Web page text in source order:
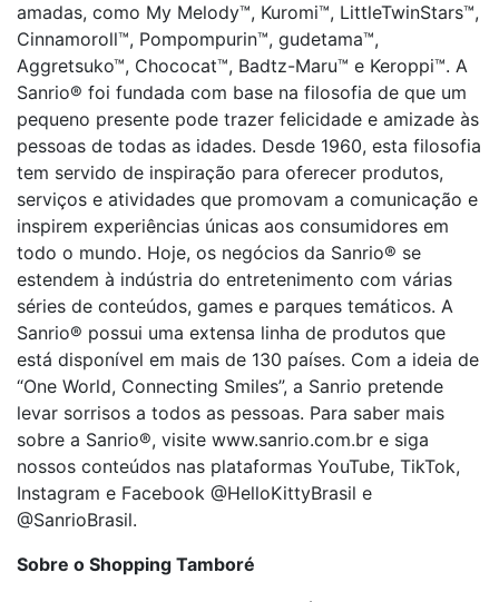
amadas, como My Melody™, Kuromi™, LittleTwinStars™,
Cinnamoroll™, Pompompurin™, gudetama™,
Aggretsuko™, Chococat™, Badtz-Maru™ e Keroppi™. A
Sanrio® foi fundada com base na filosofia de que um
pequeno presente pode trazer felicidade e amizade às
pessoas de todas as idades. Desde 1960, esta filosofia
tem servido de inspiração para oferecer produtos,
serviços e atividades que promovam a comunicação e
inspirem experiências únicas aos consumidores em
todo o mundo. Hoje, os negócios da Sanrio® se
estendem à indústria do entretenimento com várias
séries de conteúdos, games e parques temáticos. A
Sanrio® possui uma extensa linha de produtos que
está disponível em mais de 130 países. Com a ideia de
“One World, Connecting Smiles”, a Sanrio pretende
levar sorrisos a todos as pessoas. Para saber mais
sobre a Sanrio®, visite www.sanrio.com.br e siga
nossos conteúdos nas plataformas YouTube, TikTok,
Instagram e Facebook @HelloKittyBrasil e
@SanrioBrasil.
Sobre o Shopping Tamboré